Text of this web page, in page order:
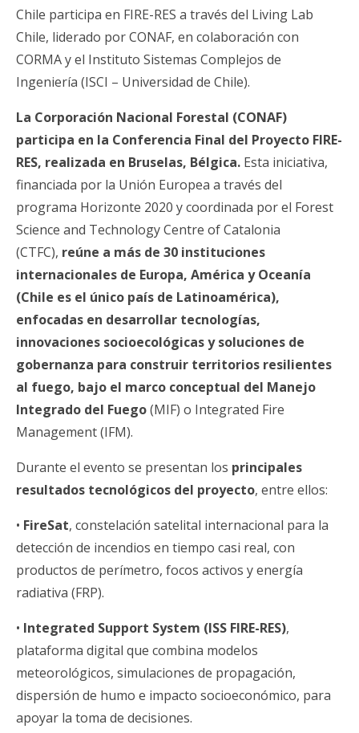
Chile participa en FIRE-RES a través del Living Lab
Chile, liderado por CONAF, en colaboración con
CORMA y el Instituto Sistemas Complejos de
Ingeniería (ISCI – Universidad de Chile).
La Corporación Nacional Forestal (CONAF)
participa en la Conferencia Final del Proyecto FIRE-
RES, realizada en Bruselas, Bélgica. Esta iniciativa,
financiada por la Unión Europea a través del
programa Horizonte 2020 y coordinada por el Forest
Science and Technology Centre of Catalonia
(CTFC), reúne a más de 30 instituciones
internacionales de Europa, América y Oceanía
(Chile es el único país de Latinoamérica),
enfocadas en desarrollar tecnologías,
innovaciones socioecológicas y soluciones de
gobernanza para construir territorios resilientes
al fuego, bajo el marco conceptual del Manejo
Integrado del Fuego(MIF) o Integrated Fire
Management (IFM).
Durante el evento se presentan los principales
resultados tecnológicos del proyecto, entre ellos:
• FireSat, constelación satelital internacional para la
detección de incendios en tiempo casi real, con
productos de perímetro, focos activos y energía
radiativa (FRP).
• Integrated Support System (ISS FIRE-RES),
plataforma digital que combina modelos
meteorológicos, simulaciones de propagación,
dispersión de humo e impacto socioeconómico, para
apoyar la toma de decisiones.